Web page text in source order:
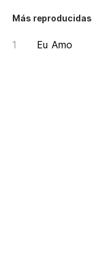
Más reproducidas
Eu Amo